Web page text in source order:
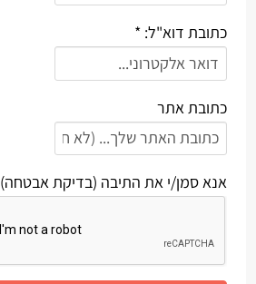
כתובת דוא"ל: *
כתובת אתר
אנא סמן/י את התיבה (בדיקת אבטחה)